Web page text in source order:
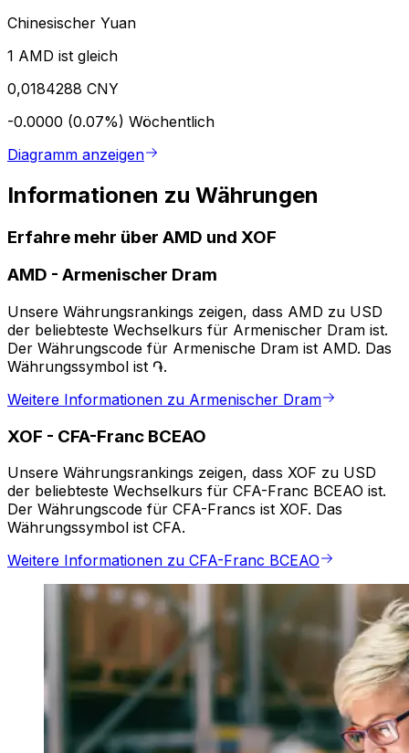
Chinesischer Yuan
1 AMD ist gleich
0,0184288 CNY
-0.0000 (0.07%) Wöchentlich
Diagramm anzeigen
Informationen zu Währungen
Erfahre mehr über AMD und XOF
AMD - Armenischer Dram
Unsere Währungsrankings zeigen, dass AMD zu USD
der beliebteste Wechselkurs für Armenischer Dram ist.
Der Währungscode für Armenische Dram ist AMD. Das
Währungssymbol ist ֏.
Weitere Informationen zu Armenischer Dram
XOF - CFA-Franc BCEAO
Unsere Währungsrankings zeigen, dass XOF zu USD
der beliebteste Wechselkurs für CFA-Franc BCEAO ist.
Der Währungscode für CFA-Francs ist XOF. Das
Währungssymbol ist CFA.
Weitere Informationen zu CFA-Franc BCEAO